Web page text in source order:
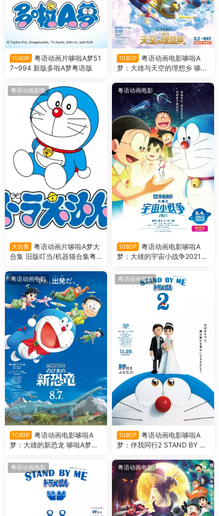
1080P
粤语动画片哆啦A梦51
7~994 新版多啦A梦粤语版
1080P
粤语动画电影哆啦A
梦：大雄与天空的理想乡 哆啦
想乡粤语版
粤语动画剧集
大合集 粤语动画片哆啦A梦大
合集 旧版叮当/机器猫合集粤
粤语动画电影
1080P
粤语动画电影哆啦A
梦：大雄的宇宙小战争2021
小战争2021粤语版
粤语动画电影
1080P
粤语动画电影哆啦A
梦：大雄的新恐龙 哆啦A梦剧
粤语动画电影
1080P
粤语动画电影哆啦A
梦：伴我同行2 STAND BY M
粤语动画电影 粤语动画电影